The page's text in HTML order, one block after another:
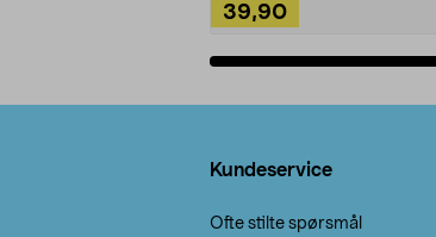
39,90
Kundeservice
Ofte stilte spørsmål